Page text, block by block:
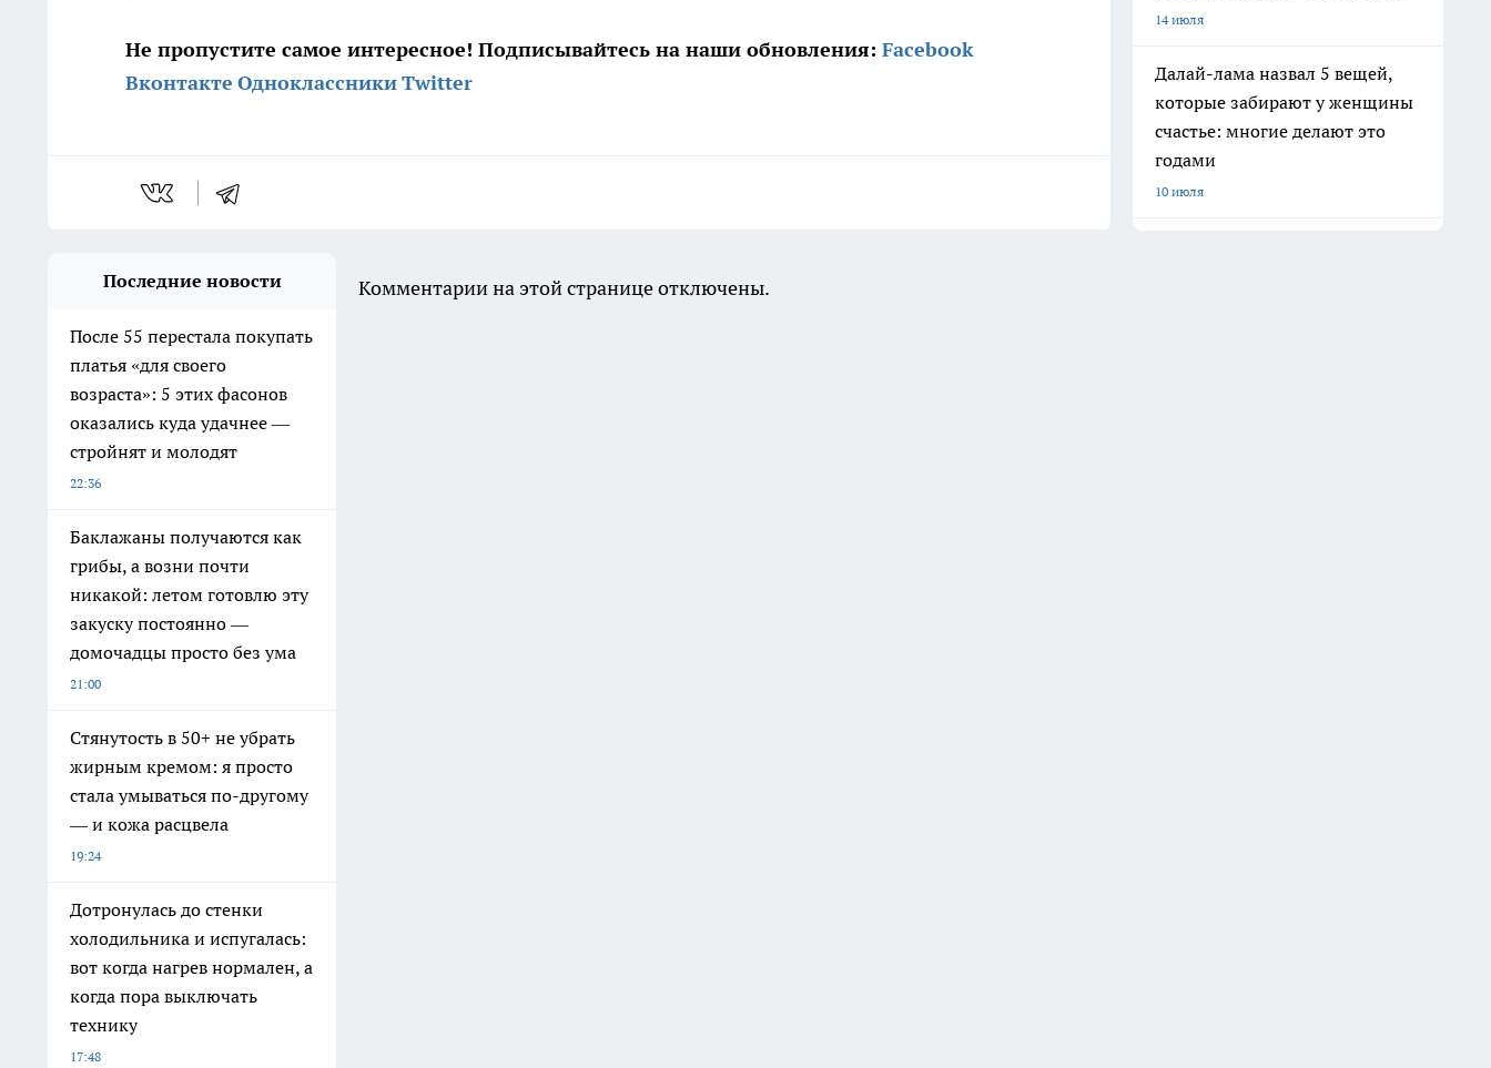
Не пропустите самое интересное! Подписывайтесь на наши обновления: Facebook
Вконтакте ОдноклассникиTwitter
14 июля
Далай-лама назвал 5 вещей,
которые забирают у женщины
счастье: многие делают это
годами
10 июля
Последние новости
После 55 перестала покупать
платья «для своего
возраста»: 5 этих фасонов
оказались куда удачнее —
стройнят и молодят
22:36
Баклажаны получаются как
грибы, а возни почти
никакой: летом готовлю эту
закуску постоянно —
домочадцы просто без ума
21:00
Стянутость в 50+ не убрать
жирным кремом: я просто
стала умываться по-другому
— и кожа расцвела
19:24
Дотронулась до стенки
холодильника и испугалась:
вот когда нагрев нормален, а
когда пора выключать
технику
17:48
Комментарии на этой странице отключены.